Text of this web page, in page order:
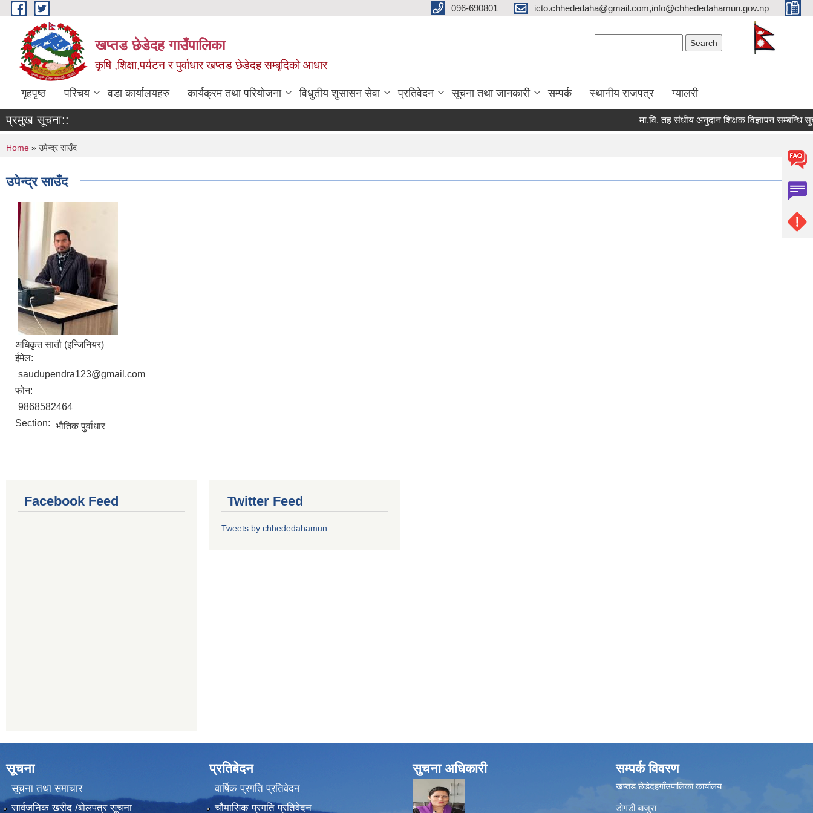
Skip to main content 096-690801 icto.chhededaha@gmail.com,info@chhededahamun.gov.np
खप्तड छेडेदह गाउँपालिका
कृषि ,शिक्षा,पर्यटन र पुर्वाधार खप्तड छेडेदह सम्बृदिको आधार
गृहपृष्ठ परिचय वडा कार्यालयहरु कार्यक्रम तथा परियोजना विधुतीय शुसासन सेवा प्रतिवेदन सूचना तथा जानकारी सम्पर्क स्थानीय राजपत्र ग्यालरी
प्रमुख सूचना:: मा.वि. तह संधीय अनुदान शिक्षक विज्ञापन सम्बन्धि सुचना
You are here
Home » उपेन्द्र साउँद
उपेन्द्र साउँद
अधिकृत सातौ (इन्जिनियर)
ईमेल:
saudupendra123@gmail.com
फोन:
9868582464
Section: भौतिक पुर्वाधार
Facebook Feed Twitter Feed
Tweets by chhededahamun
सूचना
सूचना तथा समाचार
सार्वजनिक खरीद /बोलपत्र सूचना
प्रतिबेदन
वार्षिक प्रगति प्रतिवेदन
चौमासिक प्रगति प्रतिवेदन
सुचना अधिकारी सम्पर्क विवरण
खप्तड छेडेदहगाँउपालिका कार्यालय
डोगडी बाजुरा